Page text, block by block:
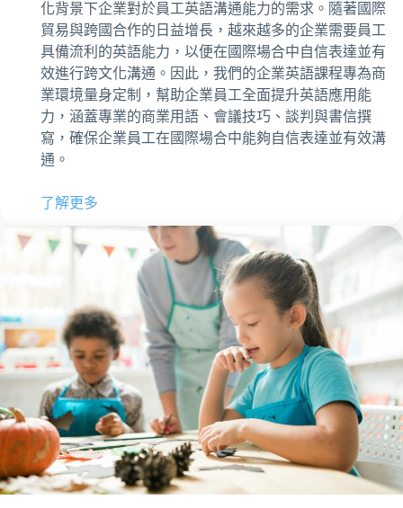
化背景下企業對於員工英語溝通能力的需求。隨著國際
貿易與跨國合作的日益增長，越來越多的企業需要員工
具備流利的英語能力，以便在國際場合中自信表達並有
效進行跨文化溝通。因此，我們的企業英語課程專為商
業環境量身定制，幫助企業員工全面提升英語應用能
力，涵蓋專業的商業用語、會議技巧、談判與書信撰
寫，確保企業員工在國際場合中能夠自信表達並有效溝
通。
了解更多